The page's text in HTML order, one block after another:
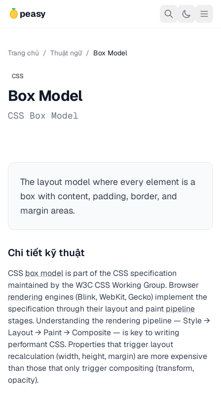
peasy
Trang chủ / Thuật ngữ / Box Model
CSS
Box Model
CSS Box Model
The layout model where every element is a
box with content, padding, border, and
margin areas.
Chi tiết kỹ thuật
CSS box model is part of the CSS specification
maintained by the W3C CSS Working Group. Browser
rendering engines (Blink, WebKit, Gecko) implement the
specification through their layout and paint pipeline
stages. Understanding the rendering pipeline — Style →
Layout → Paint → Composite — is key to writing
performant CSS. Properties that trigger layout
recalculation (width, height, margin) are more expensive
than those that only trigger compositing (transform,
opacity).